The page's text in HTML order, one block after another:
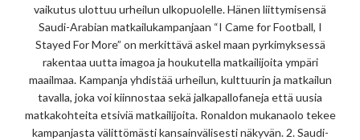
vaikutus ulottuu urheilun ulkopuolelle. Hänen liittymisensä
Saudi-Arabian matkailukampanjaan “I Came for Football, I
Stayed For More” on merkittävä askel maan pyrkimyksessä
rakentaa uutta imagoa ja houkutella matkailijoita ympäri
maailmaa. Kampanja yhdistää urheilun, kulttuurin ja matkailun
tavalla, joka voi kiinnostaa sekä jalkapallofaneja että uusia
matkakohteita etsiviä matkailijoita. Ronaldon mukanaolo tekee
kampanjasta välittömästi kansainvälisesti näkyvän. 2. Saudi-